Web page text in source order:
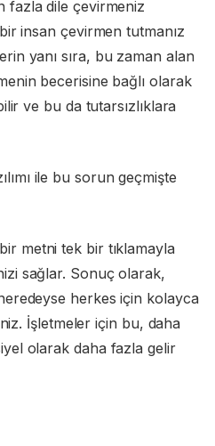
fazla dile çevirmeniz
insan çevirmen tutmanız
yanı sıra, bu zaman alan
becerisine bağlı olarak
ve bu da tutarsızlıklara
ile bu sorun geçmişte
metni tek bir tıklamayla
sağlar. Sonuç olarak,
herkes için kolayca
İşletmeler için bu, daha
olarak daha fazla gelir